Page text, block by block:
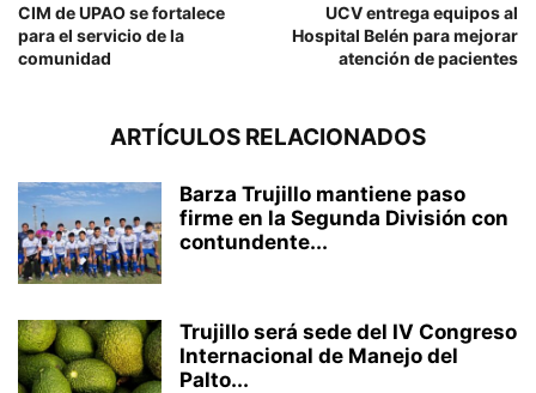
CIM de UPAO se fortalece
para el servicio de la
comunidad
UCV entrega equipos al
Hospital Belén para mejorar
atención de pacientes
ARTÍCULOS RELACIONADOS
Barza Trujillo mantiene paso
firme en la Segunda División con
contundente...
Trujillo será sede del IV Congreso
Internacional de Manejo del
Palto...